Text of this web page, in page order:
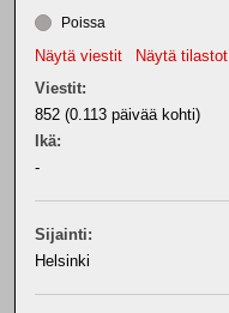
Poissa
Näytä viestit
Näytä tilastot
Viestit:
852 (0.113 päivää kohti)
Ikä:
-
Sijainti:
Helsinki